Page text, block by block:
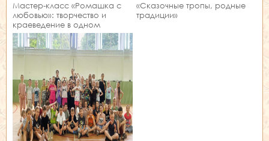
Мастер‑класс «Ромашка с
любовью»: творчество и
краеведение в одном
занятии!
«Сказочные тропы, родные
традиции»